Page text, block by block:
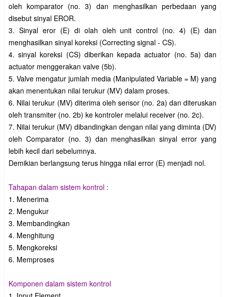
oleh komparator (no. 3) dan menghasilkan perbedaan yang
disebut sinyal EROR.
3. Sinyal eror (E) di olah oleh unit control (no. 4) (E) dan
menghasilkan sinyal koreksi (Correcting signal - CS).
4. sinyal koreksi (CS) diberikan kepada actuator (no. 5a) dan
actuator menggerakan valve (5b).
5. Valve mengatur jumlah media (Manipulated Variable = M) yang
akan menentukan nilai terukur (MV) dalam proses.
6. Nilai terukur (MV) diterima oleh sensor (no. 2a) dan diteruskan
oleh transmiter (no. 2b) ke kontroler melalui receiver (no. 2c).
7. Nilai terukur (MV) dibandingkan dengan nilai yang diminta (DV)
oleh Comparator (no. 3) dan menghasilkan sinyal error yang
lebih kecil dari sebelumnya.
Demikian berlangsung terus hingga nilai error (E) menjadi nol.
Tahapan dalam sistem kontrol :
1. Menerima
2. Mengukur
3. Membandingkan
4. Menghitung
5. Mengkoreksi
6. Memproses
Komponen dalam sistem kontrol